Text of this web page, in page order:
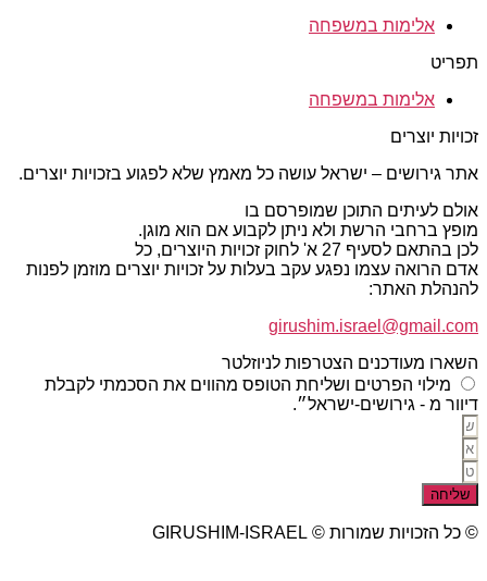
אלימות במשפחה
תפריט
אלימות במשפחה
זכויות יוצרים
אתר גירושים – ישראל עושה כל מאמץ שלא לפגוע בזכויות יוצרים.
אולם לעיתים התוכן שמופרסם בו
מופץ ברחבי הרשת ולא ניתן לקבוע אם הוא מוגן.
לכן בהתאם לסעיף 27 א' לחוק זכויות היוצרים, כל
אדם הרואה עצמו נפגע עקב בעלות על זכויות יוצרים מוזמן לפנות
להנהלת האתר:
girushim.israel@gmail.com
השארו מעודכנים הצטרפות לניוזלטר
מילוי הפרטים ושליחת הטופס מהווים את הסכמתי לקבלת
דיוור מ - גירושים-ישראל״.
שליחה
© כל הזכויות שמורות © GIRUSHIM-ISRAEL